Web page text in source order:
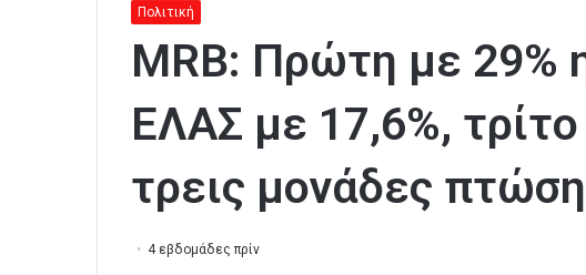
Πολιτική
MRB: Πρώτη με 29%
ΕΛΑΣ με 17,6%,
τρεις μονάδες
4 εβδομάδες πρίν